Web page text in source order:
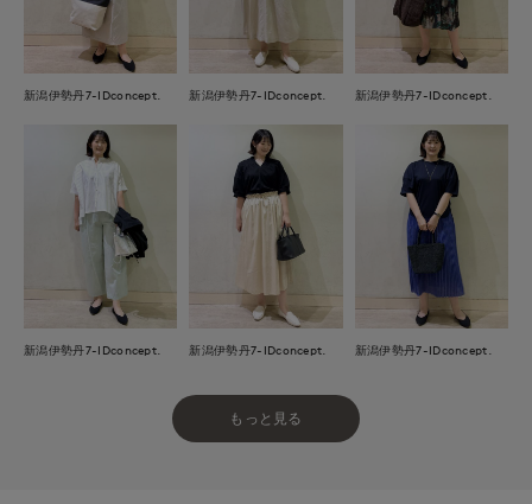
新潟伊勢丹7-IDconcept. 新潟伊勢丹7-IDconcept. 新潟伊勢丹7-IDconcept.
新潟伊勢丹7-IDconcept. 新潟伊勢丹7-IDconcept. 新潟伊勢丹7-IDconcept.
もっと見る